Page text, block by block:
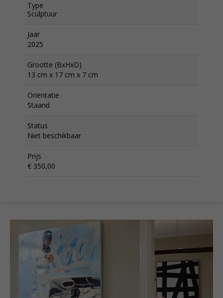
Type
Sculptuur
Jaar
2025
Grootte (BxHxD)
13 cm x 17 cm x 7 cm
Oriëntatie
Staand
Status
Niet beschikbaar
Prijs
€ 350,00